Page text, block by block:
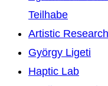
Teilhabe
Artistic
György Ligeti
Haptic Lab